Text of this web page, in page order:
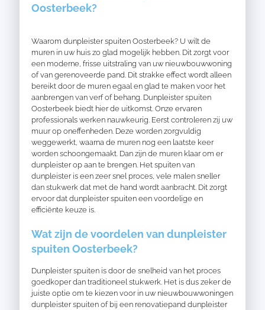
Oosterbeek?
Waarom dunpleister spuiten Oosterbeek? U wilt de
muren in uw huis zo glad mogelijk hebben. Dit zorgt voor
een moderne, frisse uitstraling van uw nieuwbouwwoning
of van gerenoveerde pand. Dit strakke effect wordt alleen
bereikt door de muren egaal en glad te maken voor het
aanbrengen van verf of behang. Dunpleister spuiten
Oosterbeek biedt hier de uitkomst. Onze ervaren
professionals werken nauwkeurig. Eerst controleren zij uw
muur op oneffenheden. Deze worden zorgvuldig
weggewerkt, waarna de muren nog een laatste keer
worden schoongemaakt. Dan zijn de muren klaar om er
dunpleister op aan te brengen. Het spuiten van
dunpleister is een zeer snel proces, vele malen sneller
dan stukwerk dat met de hand wordt aanbracht. Dit zorgt
ervoor dat dunpleister spuiten een voordelige en
efficiënte keuze is.
Wat zijn de voordelen van dunpleister
spuiten Oosterbeek?
Dunpleister spuiten is door de snelheid van het proces
goedkoper dan traditioneel stukwerk. Het is dus zeker de
juiste optie om te kiezen voor in uw nieuwbouwwoningen
dunpleister spuiten of bij een renovatiepand dunpleister